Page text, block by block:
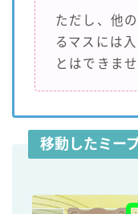
ただし、他
るマスには
とはできませ
移動したミー